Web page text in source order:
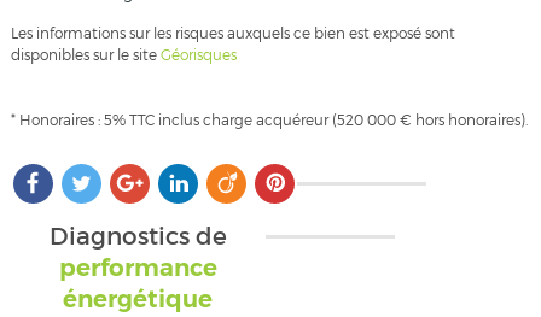
Les informations sur les risques auxquels ce bien est exposé sont
disponibles sur le site Géorisques
* Honoraires : 5% TTC inclus charge acquéreur (520 000 € hors honoraires).
Diagnostics de
performance
énergétique